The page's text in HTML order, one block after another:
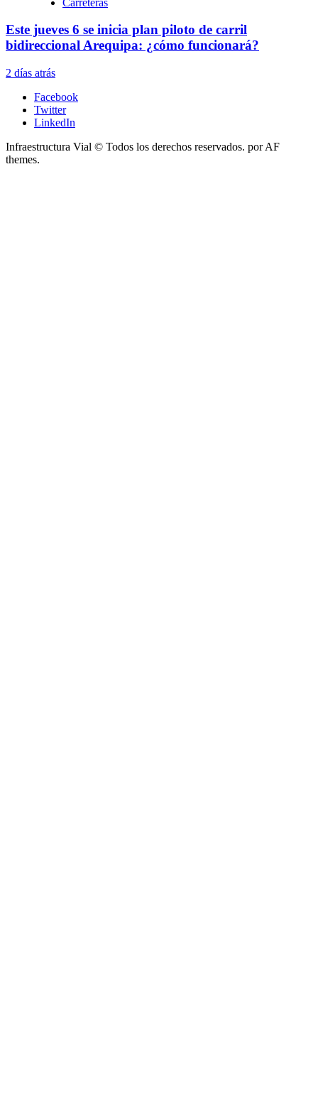
Este jueves 6 se inicia plan piloto de carril
bidireccional Arequipa: ¿cómo funcionará?
2 días atrás
Facebook
Twitter
LinkedIn
Infraestructura Vial © Todos los derechos reservados. por AF
themes.